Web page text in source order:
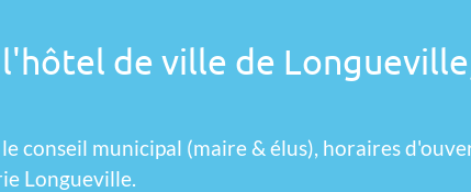
de ville de
conseil municipal (maire & élus), horaires
Longueville.